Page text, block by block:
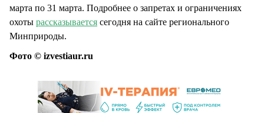
марта по 31 марта. Подробнее о запретах и ограничениях
охоты рассказывается сегодня на сайте регионального
Минприроды.
Фото © izvestiaur.ru